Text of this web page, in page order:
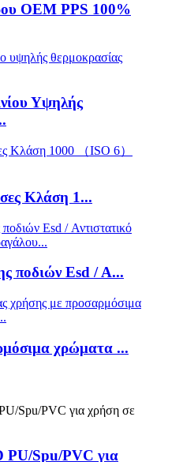
OEM PPS 100%
Υψηλής
Κλάση 1...
ποδιών Esd / A...
χρώματα ...
PU/Spu/PVC για